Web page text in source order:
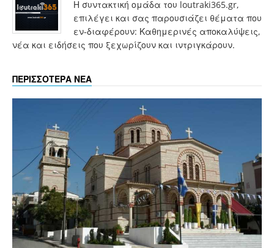
Η συντακτική ομάδα του loutraki365.gr,
επιλέγει και σας παρουσιάζει θέματα που
εν-διαφέρουν: Καθημερινές αποκαλύψεις,
νέα και ειδήσεις που ξεχωρίζουν και ιντριγκάρουν.
ΠΕΡΙΣΣΟΤΕΡΑ ΝΕΑ